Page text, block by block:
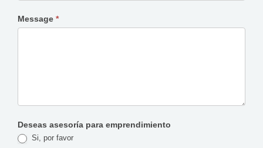
Message *
Deseas asesoría para emprendimiento
Si, por favor